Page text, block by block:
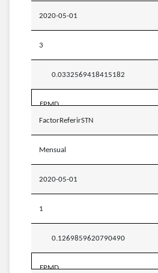
2020-05-01
3
0.0332569418415182
EPMD
FactorReferirSTN
Mensual
2020-05-01
1
0.1269859620790490
EPMD